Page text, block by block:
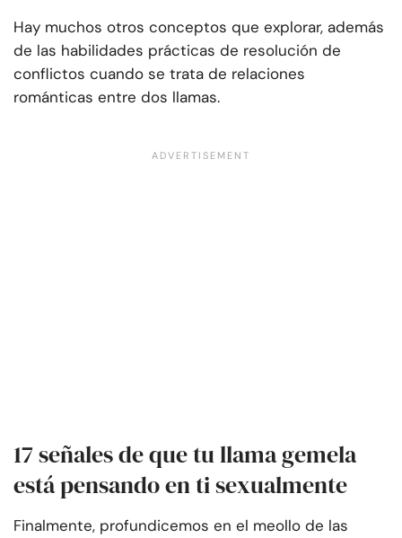
Hay muchos otros conceptos que explorar, además
de las habilidades prácticas de resolución de
conflictos cuando se trata de relaciones
románticas entre dos llamas.
17 señales de que tu llama gemela
está pensando en ti sexualmente
Finalmente, profundicemos en el meollo de las